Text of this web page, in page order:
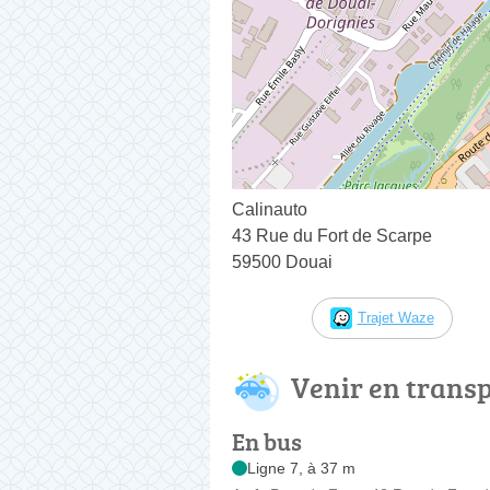
Calinauto
43 Rue du Fort de Scarpe
59500 Douai
Trajet Waze
Venir en
En bus
Ligne 7, à 37 m